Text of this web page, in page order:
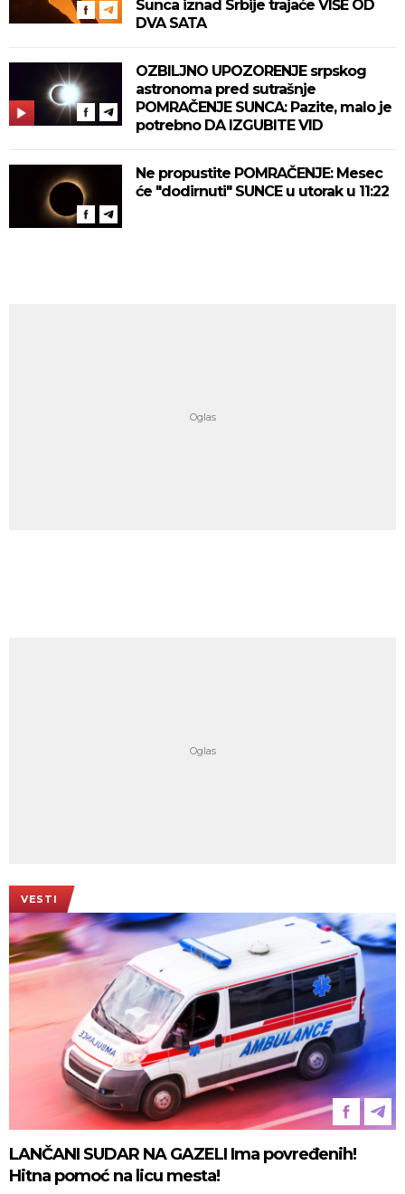
Sunca iznad Srbije trajaće VIŠE OD
DVA SATA
OZBILJNO UPOZORENJE srpskog
astronoma pred sutrašnje
POMRAČENJE SUNCA: Pazite, malo je
potrebno DA IZGUBITE VID
Ne propustite POMRAČENJE: Mesec
će "dodirnuti" SUNCE u utorak u 11:22
VESTI
LANČANI SUDAR NA GAZELI Ima povređenih!
Hitna pomoć na licu mesta!